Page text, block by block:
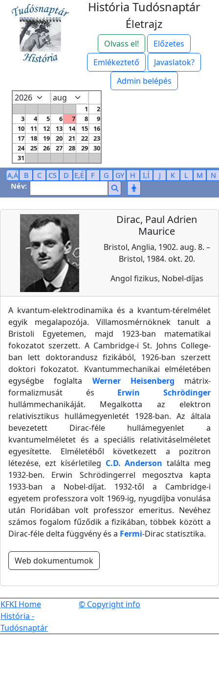
História Tudósnaptár
Életrajz
Olvass el!
Előzetes
Emlékeztető
Javaslatok?
Admin belépés
1
2
3
4 5 6 7 8
9
10
11 12 13 14 15
16
17
18 19 20 21 22
23
24
25 26 27 28 29
30
31
A,Á B C CS D E,É F G GY H I,Í J K L M
N
Név:
Dirac, Paul Adrien
Maurice
Bristol, Anglia, 1902. aug. 8. –
Bristol, 1984. okt. 20.
Angol fizikus, Nobel-díjas
A kvantum-elektrodinamika és a kvantum-térelmélet
egyik megalapozója. Villamosmérnöknek tanult a
Bristoli Egyetemen, majd 1923-ban matematikai
fokozatot szerzett. A Cambridge-i St. Johns College-
ban lett doktorandusz fizikából, 1926-ban szerzett
doktori fokozatot. Kvantummechanikai elméletében
egységbe foglalta Werner Heisenberg mátrix-
formalizmusát és Erwin Schrödinger
hullámmechanikáját. Megalkotta az elektron
relativisztikus hullámegyenletét 1928-ban. Az általa
bevezetett Dirac-féle hullámegyenlet a
kvantumelméletet és a speciális relativitáselméletet
egyesítette. Elméletéből következett a pozitron
létezése, ezt kísérletileg C.D. Anderson találta meg
1932-ben. Erwin Schrödingerrel megosztva kapta
1933-ban a Nobel-díjat. 1932-től a Cambridge-i
egyetem professzora volt 1969-ig, nyugdíjba vonulása
után Floridában volt professzor emeritus. Nevéhez
számos fogalom fűződik a fizikában, többek között a
Dirac-féle delta függvény és a Fermi-Dirac statisztika.
Web dokumentumok
KFKI Home
História -
Tudósnaptár
© Copyright info